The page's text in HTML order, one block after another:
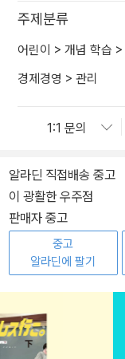
주제분류
어린이 > 개념 학습 >
경제경영 > 관리
알라딘 직접배송 중고
이 광활한 우주점
판매자 중고
중고
알라딘에 팔기